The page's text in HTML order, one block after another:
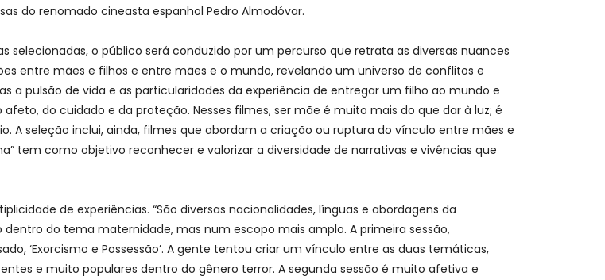
do renomado cineasta espanhol Pedro Almodóvar.
selecionadas, o público será conduzido por um percurso que retrata as diversas nuances
entre mães e filhos e entre mães e o mundo, revelando um universo de conflitos e
a pulsão de vida e as particularidades da experiência de entregar um filho ao mundo e
do cuidado e da proteção. Nesses filmes, ser mãe é muito mais do que dar à luz; é
seleção inclui, ainda, filmes que abordam a criação ou ruptura do vínculo entre mães e
tem como objetivo reconhecer e valorizar a diversidade de narrativas e vivências que
de experiências. “São diversas nacionalidades, línguas e abordagens da
do tema maternidade, mas num escopo mais amplo. A primeira sessão,
‘Exorcismo e Possessão’. A gente tentou criar um vínculo entre as duas temáticas,
e muito populares dentro do gênero terror. A segunda sessão é muito afetiva e